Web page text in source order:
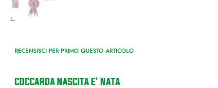
RECENSISCI PER PRIMO QUESTO ARTICOLO
COCCARDA NASCITA E' NATA